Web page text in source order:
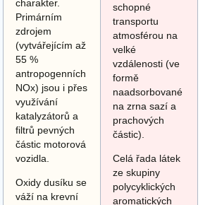
charakter.
Primárním
zdrojem
(vytvářejícím až
55 %
antropogenních
NOx) jsou i přes
využívání
katalyzátorů a
filtrů pevných
částic motorová
vozidla.
Oxidy dusíku se
váží na krevní
schopné
transportu
atmosférou na
velké
vzdálenosti (ve
formě
naadsorbované
na zrna sazí a
prachových
částic).
Celá řada látek
ze skupiny
polycyklických
aromatických